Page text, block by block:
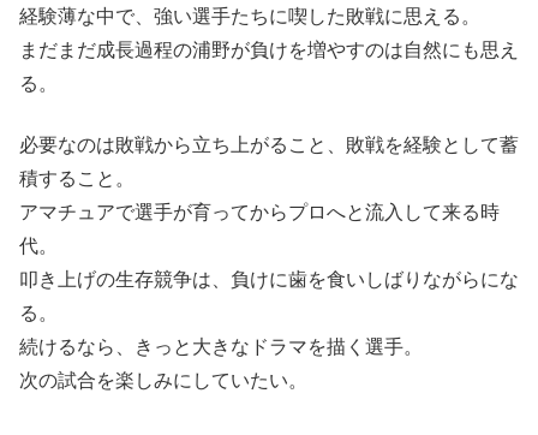
経験薄な中で、強い選手たちに喫した敗戦に思える。
まだまだ成長過程の浦野が負けを増やすのは自然にも思え
る。
必要なのは敗戦から立ち上がること、敗戦を経験として蓄
積すること。
アマチュアで選手が育ってからプロへと流入して来る時
代。
叩き上げの生存競争は、負けに歯を食いしばりながらにな
る。
続けるなら、きっと大きなドラマを描く選手。
次の試合を楽しみにしていたい。